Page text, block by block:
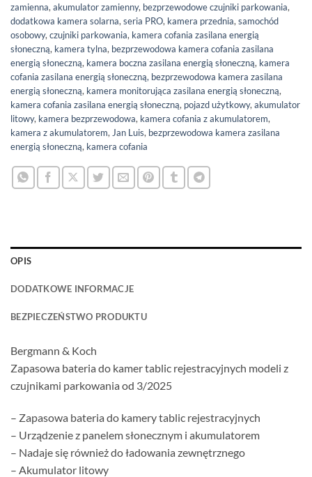
zamienna, akumulator zamienny, bezprzewodowe czujniki parkowania,
dodatkowa kamera solarna, seria PRO, kamera przednia, samochód
osobowy, czujniki parkowania, kamera cofania zasilana energią
słoneczną, kamera tylna, bezprzewodowa kamera cofania zasilana
energią słoneczną, kamera boczna zasilana energią słoneczną, kamera
cofania zasilana energią słoneczną, bezprzewodowa kamera zasilana
energią słoneczną, kamera monitorująca zasilana energią słoneczną,
kamera cofania zasilana energią słoneczną, pojazd użytkowy, akumulator
litowy, kamera bezprzewodowa, kamera cofania z akumulatorem,
kamera z akumulatorem, Jan Luis, bezprzewodowa kamera zasilana
energią słoneczną, kamera cofania
OPIS
DODATKOWE INFORMACJE
BEZPIECZEŃSTWO PRODUKTU
Bergmann & Koch
Zapasowa bateria do kamer tablic rejestracyjnych modeli z
czujnikami parkowania od 3/2025
– Zapasowa bateria do kamery tablic rejestracyjnych
– Urządzenie z panelem słonecznym i akumulatorem
– Nadaje się również do ładowania zewnętrznego
– Akumulator litowy